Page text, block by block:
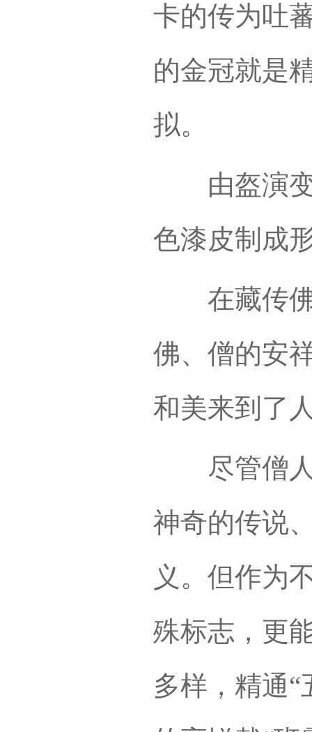
卡的传为吐
的金冠就是
拟。
由盔演变
色漆皮制成
在藏传佛
佛、僧的安
和美来到了
尽管僧人
神奇的传说
义。但作为
殊标志，更
多样，精通